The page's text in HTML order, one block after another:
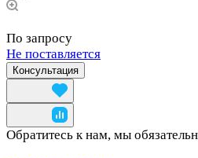
По запросу
Не поставляется
Консультация
Обратитесь к нам, мы